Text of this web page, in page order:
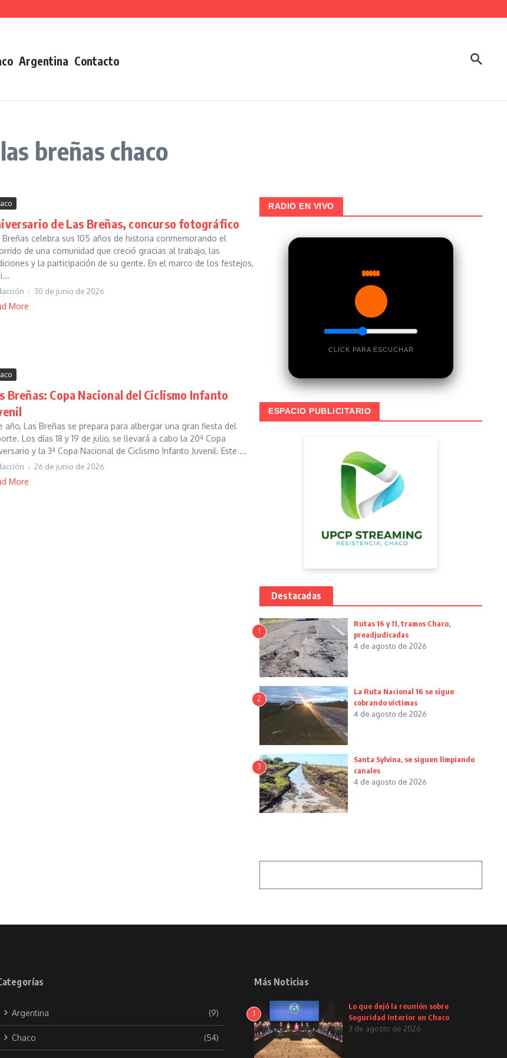
Argentina Contacto
breñas chaco
de Las Breñas, concurso fotográfico
Breñas celebra sus 105 años de historia conmemorando el
de una comunidad que creció gracias al trabajo, las
y la participación de su gente. En el marco de los festejos,
30 de junio de 2026
More
Breñas: Copa Nacional del Ciclismo Infanto
año, Las Breñas se prepara para albergar una gran fiesta del
Los días 18 y 19 de julio, se llevará a cabo la 20ª Copa
y la 3ª Copa Nacional de Ciclismo Infanto Juvenil. Este ...
26 de junio de 2026
More
RADIO EN VIVO
CLICK PARA ESCUCHAR
ESPACIO PUBLICITARIO
Destacadas
1
Rutas 16 y 11, tramos Chaco,
preadjudicadas
4 de agosto de 2026
2
La Ruta Nacional 16 se sigue
cobrando víctimas
4 de agosto de 2026
3
Santa Sylvina, se siguen limpiando
canales
4 de agosto de 2026
Argentina (9)
Chaco (54)
Más Noticias
1
Lo que dejó la reunión sobre
Seguridad Interior en Chaco
3 de agosto de 2026